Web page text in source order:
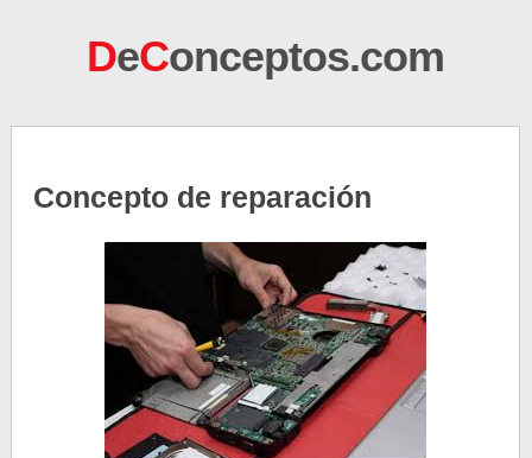
DeConceptos.com
Concepto de reparación